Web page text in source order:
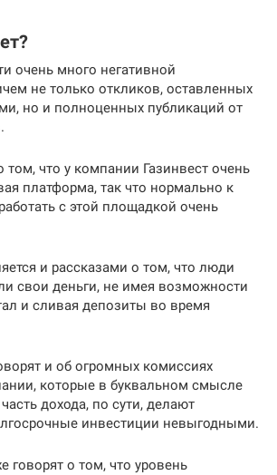
очень много негативной
не только откликов, оставленных
но и полноценных публикаций от
том, что у компании Газинвест очень
платформа, так что нормально к
с этой площадкой очень
и рассказами о том, что люди
свои деньги, не имея возможности
и сливая депозиты во время
и об огромных комиссиях
которые в буквальном смысле
дохода, по сути, делают
инвестиции невыгодными.
говорят о том, что уровень